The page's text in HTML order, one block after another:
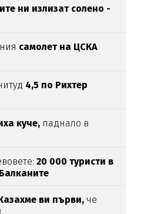
ни излизат солено -
самолет на ЦСКА
4,5 по Рихтер
куче, паднало в
20 000 туристи в
ви първи, че